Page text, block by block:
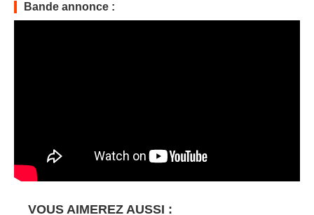
Bande annonce :
VOUS AIMEREZ AUSSI :